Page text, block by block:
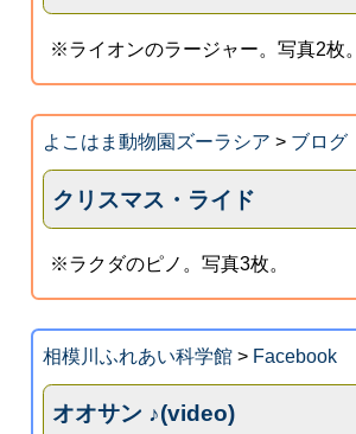
※ライオンのラージャー。写真2枚。
よこはま動物園ズーラシア > ブログ
クリスマス・ライド
※ラクダのピノ。写真3枚。
相模川ふれあい科学館> Facebook
オオサン ♪(video)